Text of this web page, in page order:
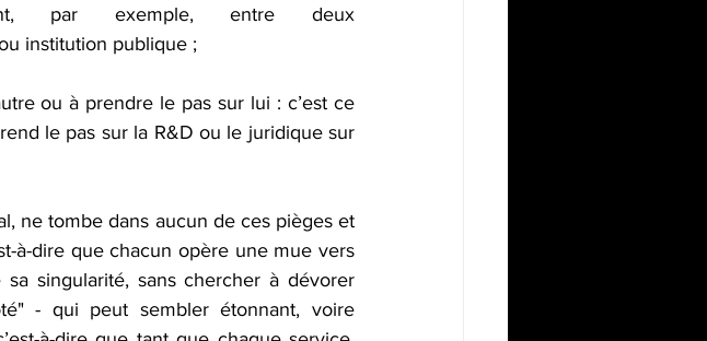
par exemple, entre deux
institution publique ;
ou à prendre le pas sur lui : c’est ce
le pas sur la R&D ou le juridique sur
ne tombe dans aucun de ces pièges et
à-dire que chacun opère une mue vers
singularité, sans chercher à dévorer
- qui peut sembler étonnant, voire